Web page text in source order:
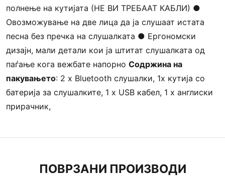
полнење на кутијата (НЕ ВИ ТРЕБААТ КАБЛИ) ●
Овозможување на две лица да ја слушаат истата
песна без пречка на слушалката ● Ергономски
дизајн, мали детали кои ја штитат слушалката од
паѓање кога вежбате напорно Содржина на
пакувањето: 2 x Bluetooth слушалки, 1х кутија со
батерија за слушалките, 1 x USB кабел, 1 x англиски
прирачник,
ПОВРЗАНИ ПРОИЗВОДИ